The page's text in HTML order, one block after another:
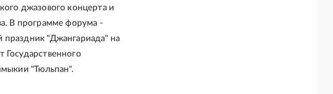
джазового концерта и
В программе форума -
праздник "Джангариада" на
"Тюльпан".